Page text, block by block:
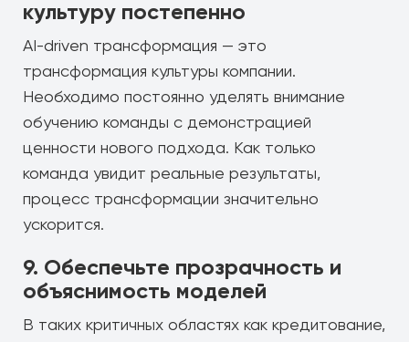
культуру постепенно
AI-driven трансформация — это
трансформация культуры компании.
Необходимо постоянно уделять внимание
обучению команды с демонстрацией
ценности нового подхода. Как только
команда увидит реальные результаты,
процесс трансформации значительно
ускорится.
9. Обеспечьте прозрачность и
объяснимость моделей
В таких критичных областях как кредитование,